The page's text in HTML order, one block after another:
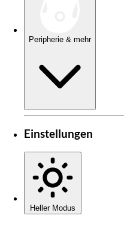
Peripherie & mehr
Einstellungen
Heller Modus